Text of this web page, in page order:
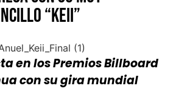
“KEII”
en los Premios Billboard
con su gira mundial